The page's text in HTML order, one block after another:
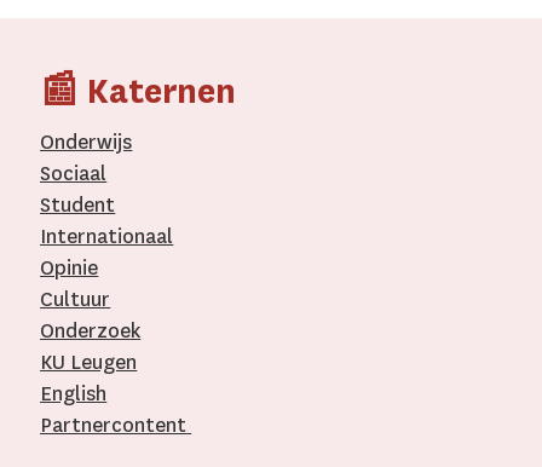
📰 Katernen
Onderwijs
Sociaal
Student
Internationaal­
Opinie
Cultuur
Onderzoek
KU Leugen
English
Partnercontent